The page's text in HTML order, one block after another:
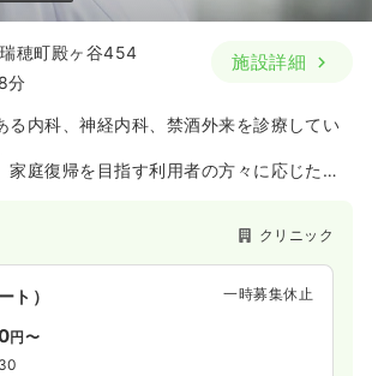
穂町殿ヶ谷454
分
施設詳細
る内科、神経内科、禁酒外来を診療してい
家庭復帰を目指す利用者の方々に応じた科
護まで総合的な在宅・施設療養サービスの
。
クリニック
ト） 一時募集休止
円〜